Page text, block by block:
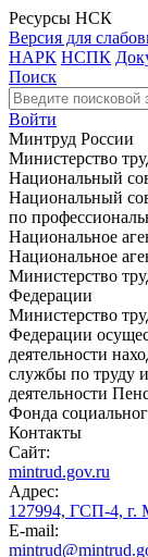
Ресурсы НСК
Версия для
НАРК НСПК
Поиск
Войти
Минтруд России
Министерство
Национальный
Национальный
по
Национальное
Национальное
Министерство
Федерации
Министерство
Федерации
деятельности
службы по труду
деятельности
Фонда
Контакты
Сайт:
mintrud.gov.ru
Адрес:
127994, ГСП-4, г.
E-mail: